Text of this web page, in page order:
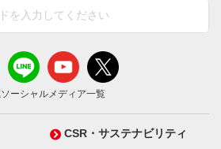
ーシャルメディア一覧
CSR・サステナビリティ